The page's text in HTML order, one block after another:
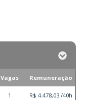
Vagas Remuneração
1 R$ 4.478,03 /40h